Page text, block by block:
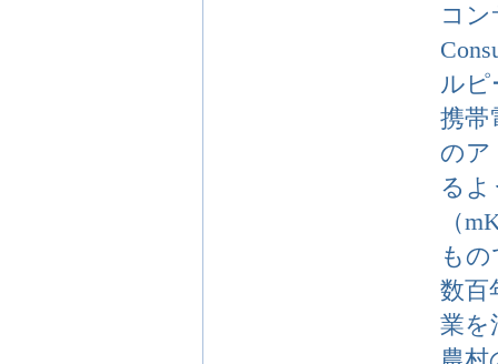
コ
ルピ
携帯
のア
る
（
も
数百
業を